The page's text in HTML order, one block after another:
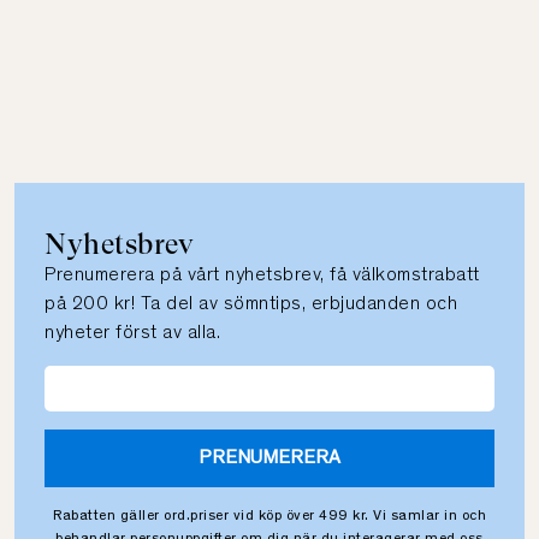
Nyhetsbrev
Prenumerera på vårt nyhetsbrev, få välkomstrabatt
på 200 kr! Ta del av sömntips, erbjudanden och
nyheter först av alla.
PRENUMERERA
Rabatten gäller ord.priser vid köp över 499 kr. Vi samlar in och